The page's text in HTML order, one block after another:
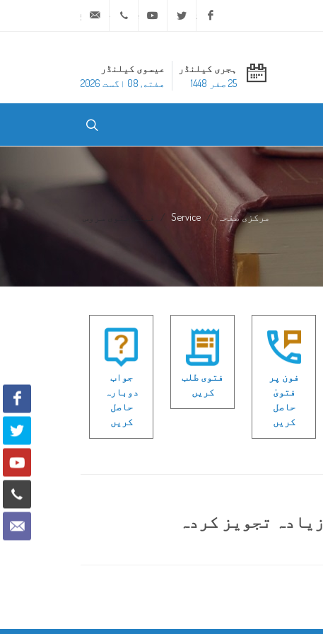
Facebook
Twitter
Youtube
ہجری کیلنڈر
25 صفر 1448
عیسوی کیلنڈر
هفته, 08 اگست 2026
مرکزی صفحہ Service فیکس فتوی سروس
فون پر
فتویٰ
حاصل
کریں
فتوی طلب
کریں
جواب
دوبارہ
حاصل
کریں
زیادہ تجویز کردہ